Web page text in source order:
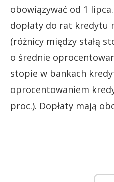
obowiązywać od 1
dopłaty do rat kredytu
(różnicy między stałą
o średnie
stopie w bankach
oprocentowaniem
proc.). Dopłaty mają